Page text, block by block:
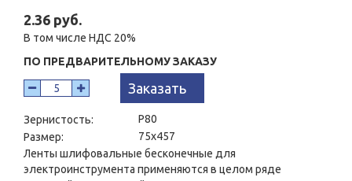
2.36 руб.
В том числе НДС 20%
ПО ПРЕДВАРИТЕЛЬНОМУ ЗАКАЗУ
Заказать
Зернистость:
P80
Размер:
75x457
Ленты шлифовальные бесконечные для
электроинструмента применяются в целом ряде